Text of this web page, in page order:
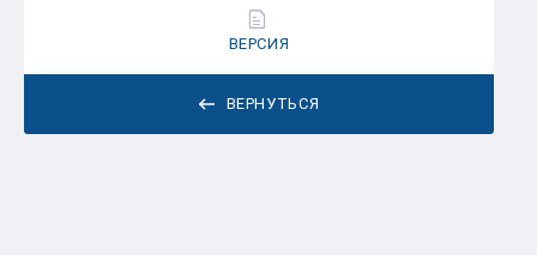
ВЕРНУТЬСЯ
ВЕРСИЯ